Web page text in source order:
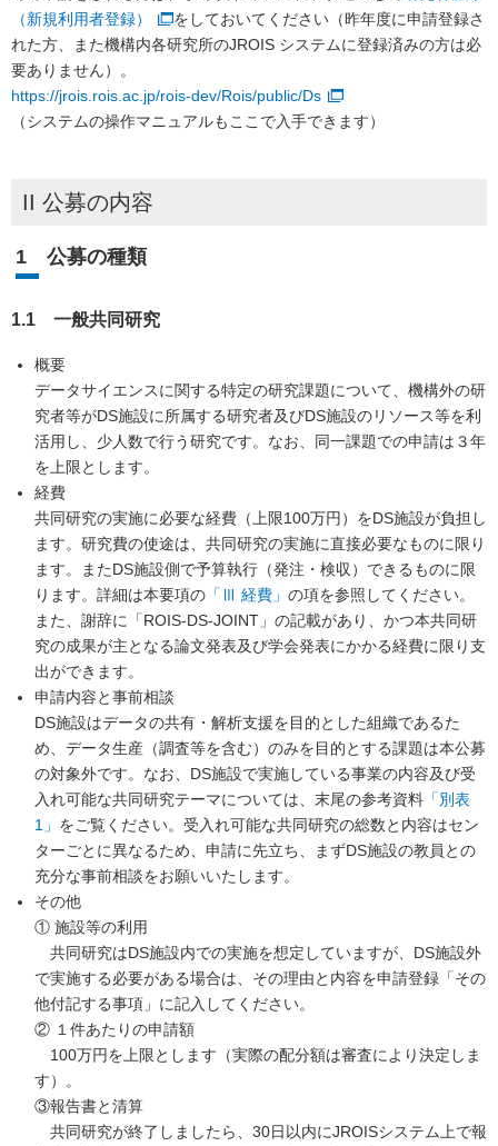
（新規利用者登録）
をしておいてください（昨年度に申請登録さ
れた方、また機構内各研究所のJROIS システムに登録済みの方は必
要ありません）。
https://jrois.rois.ac.jp/rois-dev/Rois/public/Ds
（システムの操作マニュアルもここで入手できます）
II 公募の内容
1 公募の種類
1.1 一般共同研究
概要
データサイエンスに関する特定の研究課題について、機構外の研
究者等がDS施設に所属する研究者及びDS施設のリソース等を利
活用し、少人数で行う研究です。なお、同一課題での申請は３年
を上限とします。
経費
共同研究の実施に必要な経費（上限100万円）をDS施設が負担し
ます。研究費の使途は、共同研究の実施に直接必要なものに限り
ます。またDS施設側で予算執行（発注・検収）できるものに限
ります。詳細は本要項の 「Ⅲ 経費」 の項を参照してください。
また、謝辞に「ROIS-DS-JOINT」の記載があり、かつ本共同研
究の成果が主となる論文発表及び学会発表にかかる経費に限り支
出ができます。
申請内容と事前相談
DS施設はデータの共有・解析支援を目的とした組織であるた
め、データ生産（調査等を含む）のみを目的とする課題は本公募
の対象外です。なお、DS施設で実施している事業の内容及び受
入れ可能な共同研究テーマについては、末尾の参考資料 「別表
1」 をご覧ください。受入れ可能な共同研究の総数と内容はセン
ターごとに異なるため、申請に先立ち、まずDS施設の教員との
充分な事前相談をお願いいたします。
その他
① 施設等の利用
共同研究はDS施設内での実施を想定していますが、DS施設外
で実施する必要がある場合は、その理由と内容を申請登録「その
他付記する事項」に記入してください。
② １件あたりの申請額
100万円を上限とします（実際の配分額は審査により決定しま
す）。
③報告書と清算
共同研究が終了しましたら、30日以内にJROISシステム上で報